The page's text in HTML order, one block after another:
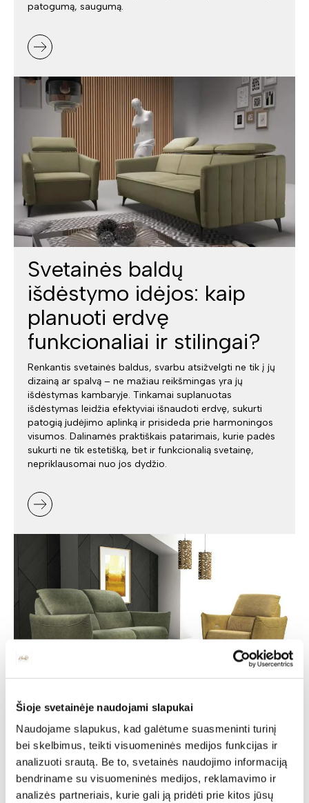
Šioje svetainėje naudojami slapukai
Naudojame slapukus, kad galėtume suasmeninti turinį
bei skelbimus, teikti visuomeninės medijos funkcijas ir
analizuoti srautą. Be to, svetainės naudojimo informaciją
bendriname su visuomeninės medijos, reklamavimo ir
analizės partneriais, kurie gali ją pridėti prie kitos jūsų
patogumą, saugumą.
Svetainės baldų
išdėstymo idėjos: kaip
planuoti erdvę
funkcionaliai ir stilingai?
Renkantis svetainės baldus, svarbu atsižvelgti ne tik į jų
dizainą ar spalvą – ne mažiau reikšmingas yra jų
išdėstymas kambaryje. Tinkamai suplanuotas
išdėstymas leidžia efektyviai išnaudoti erdvę, sukurti
patogią judėjimo aplinką ir prisideda prie harmoningos
visumos. Dalinamės praktiškais patarimais, kurie padės
sukurti ne tik estetišką, bet ir funkcionalią svetainę,
nepriklausomai nuo jos dydžio.
Minkšti baldai -
jaukumas ir stilius jūsų
namuose
Minkšti baldai yra vienas svarbiausių interjero elementų,